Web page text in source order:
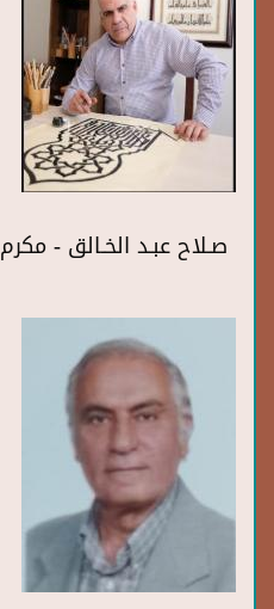
صـلاح عبـد الخـالق - مكرم